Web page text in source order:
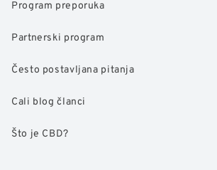
Program preporuka
Partnerski program
Često postavljana pitanja
Cali blog članci
Što je CBD?